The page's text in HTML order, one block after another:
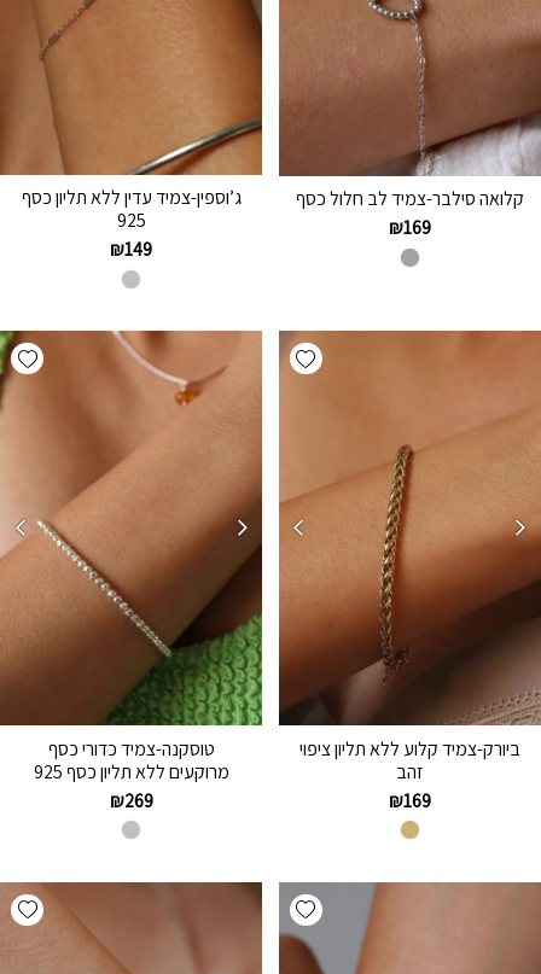
קלואה סילבר-צמיד לב חלול כסף
₪169
ג’וספין-צמיד עדין ללא תליון כסף
925
₪149
Add wishlist
ביורק-צמיד קלוע ללא תליון ציפוי
זהב
₪169
טוסקנה-צמיד כדורי כסף
מרוקעים ללא תליון כסף 925
₪269
Add wishlist